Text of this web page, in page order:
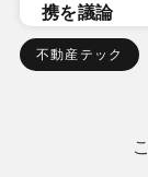
携を議論
不動産テック